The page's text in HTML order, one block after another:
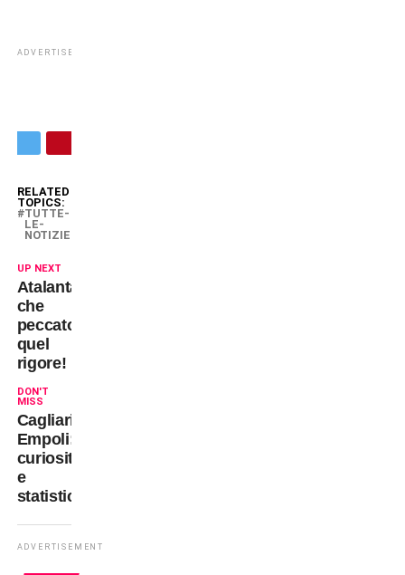
ADVERTISEMENT
RELATED
TOPICS:
TUTTE-
LE-
NOTIZIE
UP NEXT
Atalanta,
che
peccato
quel
rigore!
DON'T
MISS
Cagliari-
Empoli:
curiosità
e
statistiche
ADVERTISEMENT